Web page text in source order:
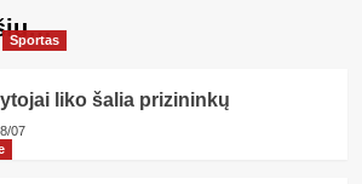
Sportas
liko šalia prizininkų
07